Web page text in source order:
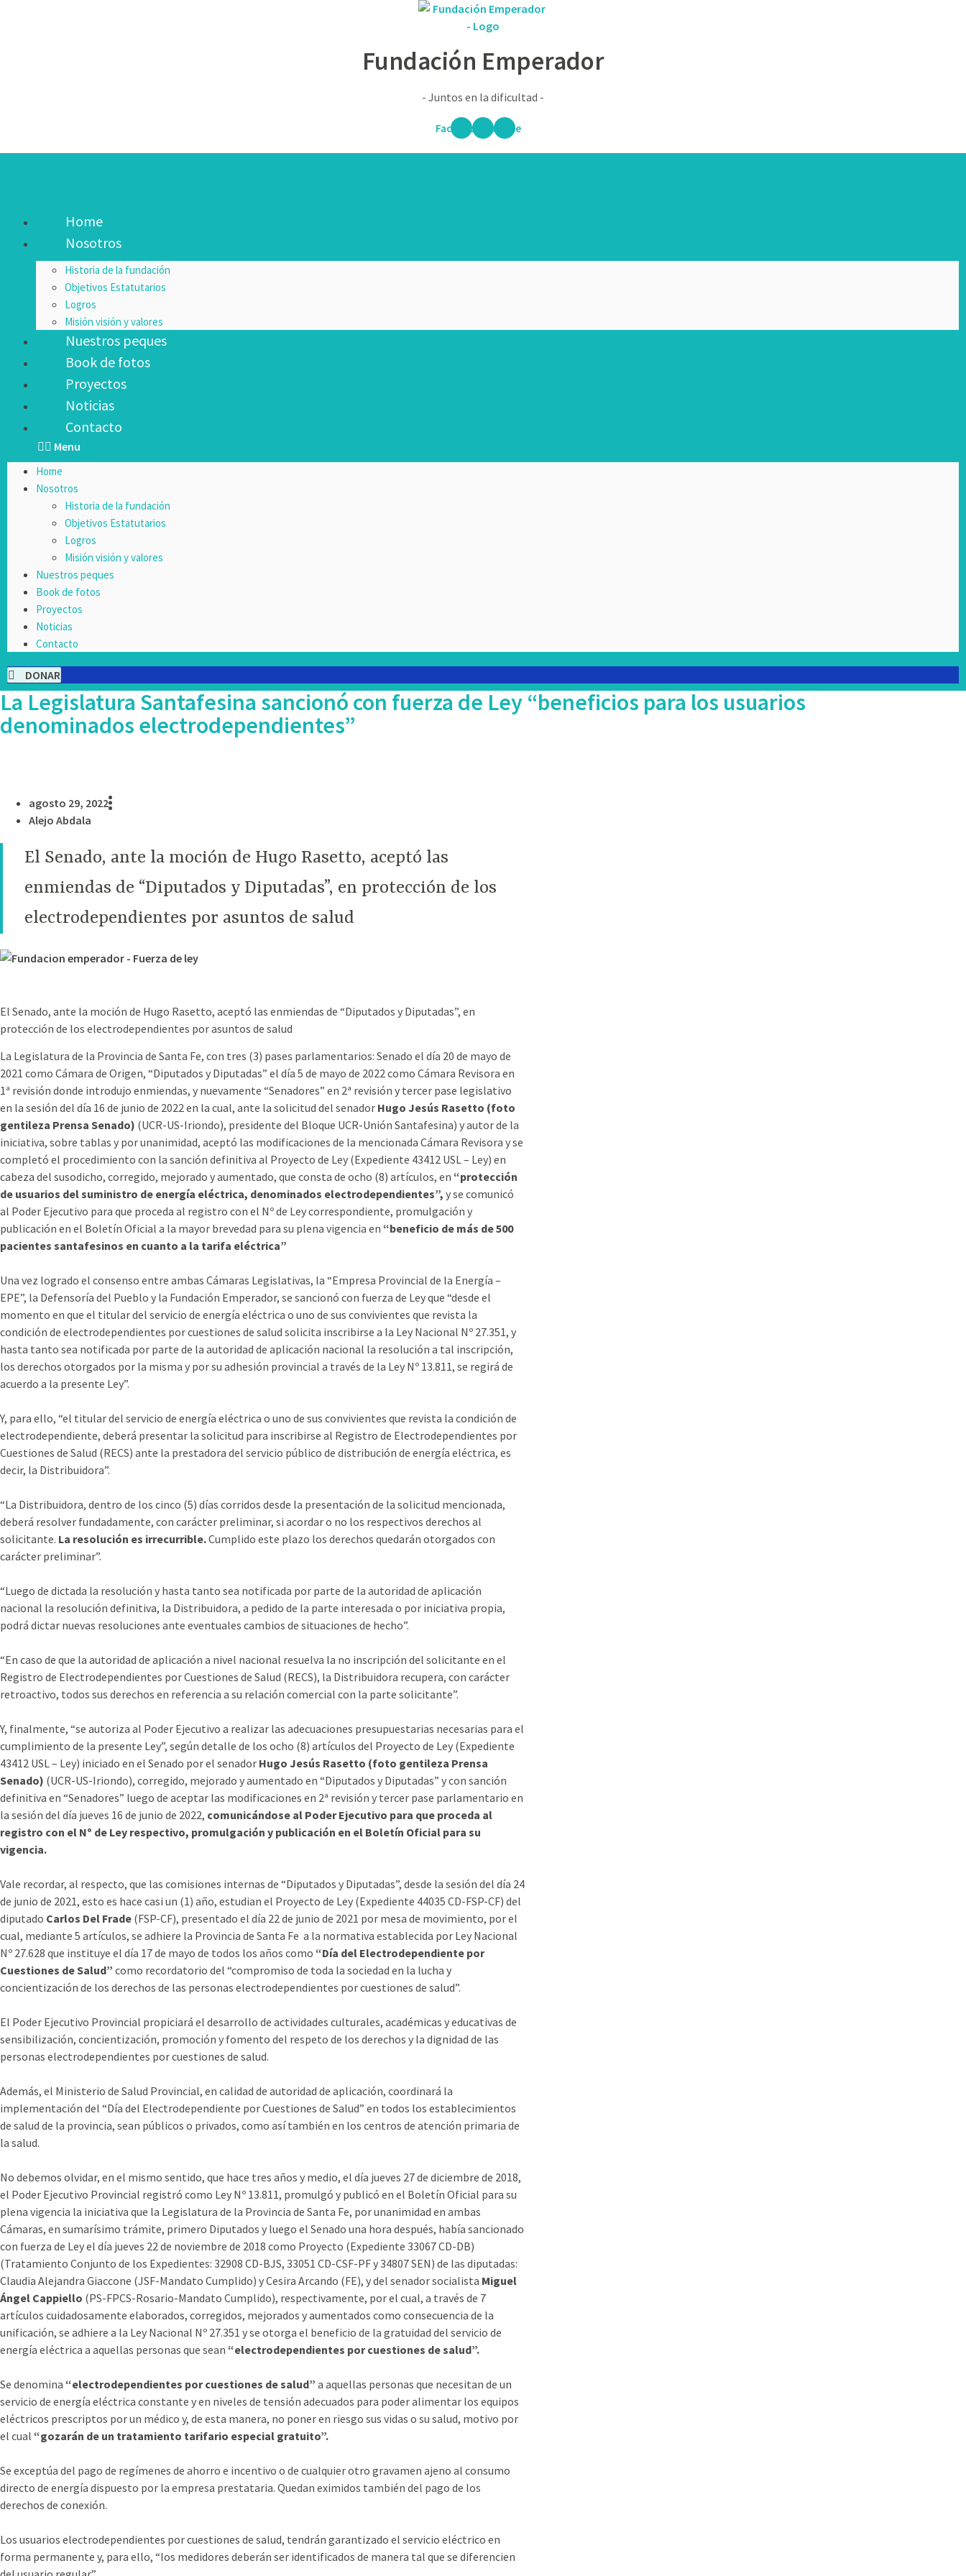
Fundación Emperador
- Juntos en la dificultad -
FacebookInstagramYoutube
Home
Nosotros
Historia de la fundación
Objetivos Estatutarios
Logros
Misión visión y valores
Nuestros peques
Book de fotos
Proyectos
Noticias
Contacto
Menu
Home
Nosotros
Historia de la fundación
Objetivos Estatutarios
Logros
Misión visión y valores
Nuestros peques
Book de fotos
Proyectos
Noticias
Contacto
DONAR
La Legislatura Santafesina sancionó con fuerza de Ley “beneficios para los usuarios
denominados electrodependientes”
agosto 29, 2022
Alejo Abdala
El Senado, ante la moción de Hugo Rasetto, aceptó las
enmiendas de “Diputados y Diputadas”, en protección de los
electrodependientes por asuntos de salud
El Senado, ante la moción de Hugo Rasetto, aceptó las enmiendas de “Diputados y Diputadas”, en
protección de los electrodependientes por asuntos de salud
La Legislatura de la Provincia de Santa Fe, con tres (3) pases parlamentarios: Senado el día 20 de mayo de
2021 como Cámara de Origen, “Diputados y Diputadas” el día 5 de mayo de 2022 como Cámara Revisora en
1ª revisión donde introdujo enmiendas, y nuevamente “Senadores” en 2ª revisión y tercer pase legislativo
en la sesión del día 16 de junio de 2022 en la cual, ante la solicitud del senador Hugo Jesús Rasetto (foto
gentileza Prensa Senado) (UCR-US-Iriondo), presidente del Bloque UCR-Unión Santafesina) y autor de la
iniciativa, sobre tablas y por unanimidad, aceptó las modificaciones de la mencionada Cámara Revisora y se
completó el procedimiento con la sanción definitiva al Proyecto de Ley (Expediente 43412 USL – Ley) en
cabeza del susodicho, corregido, mejorado y aumentado, que consta de ocho (8) artículos, en “protección
de usuarios del suministro de energía eléctrica, denominados electrodependientes”, y se comunicó
al Poder Ejecutivo para que proceda al registro con el Nº de Ley correspondiente, promulgación y
publicación en el Boletín Oficial a la mayor brevedad para su plena vigencia en “beneficio de más de 500
pacientes santafesinos en cuanto a la tarifa eléctrica”
Una vez logrado el consenso entre ambas Cámaras Legislativas, la “Empresa Provincial de la Energía –
EPE”, la Defensoría del Pueblo y la Fundación Emperador, se sancionó con fuerza de Ley que “desde el
momento en que el titular del servicio de energía eléctrica o uno de sus convivientes que revista la
condición de electrodependientes por cuestiones de salud solicita inscribirse a la Ley Nacional Nº 27.351, y
hasta tanto sea notificada por parte de la autoridad de aplicación nacional la resolución a tal inscripción,
los derechos otorgados por la misma y por su adhesión provincial a través de la Ley Nº 13.811, se regirá de
acuerdo a la presente Ley”.
Y, para ello, “el titular del servicio de energía eléctrica o uno de sus convivientes que revista la condición de
electrodependiente, deberá presentar la solicitud para inscribirse al Registro de Electrodependientes por
Cuestiones de Salud (RECS) ante la prestadora del servicio público de distribución de energía eléctrica, es
decir, la Distribuidora”.
“La Distribuidora, dentro de los cinco (5) días corridos desde la presentación de la solicitud mencionada,
deberá resolver fundadamente, con carácter preliminar, si acordar o no los respectivos derechos al
solicitante. La resolución es irrecurrible.Cumplido este plazo los derechos quedarán otorgados con
carácter preliminar”.
“Luego de dictada la resolución y hasta tanto sea notificada por parte de la autoridad de aplicación
nacional la resolución definitiva, la Distribuidora, a pedido de la parte interesada o por iniciativa propia,
podrá dictar nuevas resoluciones ante eventuales cambios de situaciones de hecho”.
“En caso de que la autoridad de aplicación a nivel nacional resuelva la no inscripción del solicitante en el
Registro de Electrodependientes por Cuestiones de Salud (RECS), la Distribuidora recupera, con carácter
retroactivo, todos sus derechos en referencia a su relación comercial con la parte solicitante”.
Y, finalmente, “se autoriza al Poder Ejecutivo a realizar las adecuaciones presupuestarias necesarias para el
cumplimiento de la presente Ley”, según detalle de los ocho (8) artículos del Proyecto de Ley (Expediente
43412 USL – Ley) iniciado en el Senado por el senador Hugo Jesús Rasetto (foto gentileza Prensa
Senado) (UCR-US-Iriondo), corregido, mejorado y aumentado en “Diputados y Diputadas” y con sanción
definitiva en “Senadores” luego de aceptar las modificaciones en 2ª revisión y tercer pase parlamentario en
la sesión del día jueves 16 de junio de 2022, comunicándose al Poder Ejecutivo para que proceda al
registro con el Nº de Ley respectivo, promulgación y publicación en el Boletín Oficial para su
vigencia.
Vale recordar, al respecto, que las comisiones internas de “Diputados y Diputadas”, desde la sesión del día 24
de junio de 2021, esto es hace casi un (1) año, estudian el Proyecto de Ley (Expediente 44035 CD-FSP-CF) del
diputado Carlos Del Frade (FSP-CF), presentado el día 22 de junio de 2021 por mesa de movimiento, por el
cual, mediante 5 artículos, se adhiere la Provincia de Santa Fe a la normativa establecida por Ley Nacional
Nº 27.628 que instituye el día 17 de mayo de todos los años como “Día del Electrodependiente por
Cuestiones de Salud” como recordatorio del “compromiso de toda la sociedad en la lucha y
concientización de los derechos de las personas electrodependientes por cuestiones de salud”.
El Poder Ejecutivo Provincial propiciará el desarrollo de actividades culturales, académicas y educativas de
sensibilización, concientización, promoción y fomento del respeto de los derechos y la dignidad de las
personas electrodependientes por cuestiones de salud.
Además, el Ministerio de Salud Provincial, en calidad de autoridad de aplicación, coordinará la
implementación del “Día del Electrodependiente por Cuestiones de Salud” en todos los establecimientos
de salud de la provincia, sean públicos o privados, como así también en los centros de atención primaria de
la salud.
No debemos olvidar, en el mismo sentido, que hace tres años y medio, el día jueves 27 de diciembre de 2018,
el Poder Ejecutivo Provincial registró como Ley Nº 13.811, promulgó y publicó en el Boletín Oficial para su
plena vigencia la iniciativa que la Legislatura de la Provincia de Santa Fe, por unanimidad en ambas
Cámaras, en sumarísimo trámite, primero Diputados y luego el Senado una hora después, había sancionado
con fuerza de Ley el día jueves 22 de noviembre de 2018 como Proyecto (Expediente 33067 CD-DB)
(Tratamiento Conjunto de los Expedientes: 32908 CD-BJS, 33051 CD-CSF-PF y 34807 SEN) de las diputadas:
Claudia Alejandra Giaccone (JSF-Mandato Cumplido) y Cesira Arcando (FE), y del senador socialista Miguel
Ángel Cappiello (PS-FPCS-Rosario-Mandato Cumplido), respectivamente, por el cual, a través de 7
artículos cuidadosamente elaborados, corregidos, mejorados y aumentados como consecuencia de la
unificación, se adhiere a la Ley Nacional Nº 27.351 y se otorga el beneficio de la gratuidad del servicio de
energía eléctrica a aquellas personas que sean “electrodependientes por cuestiones de salud”.
Se denomina “electrodependientes por cuestiones de salud” a aquellas personas que necesitan de un
servicio de energía eléctrica constante y en niveles de tensión adecuados para poder alimentar los equipos
eléctricos prescriptos por un médico y, de esta manera, no poner en riesgo sus vidas o su salud, motivo por
el cual “gozarán de un tratamiento tarifario especial gratuito”.
Se exceptúa del pago de regímenes de ahorro e incentivo o de cualquier otro gravamen ajeno al consumo
directo de energía dispuesto por la empresa prestataria. Quedan eximidos también del pago de los
derechos de conexión.
Los usuarios electrodependientes por cuestiones de salud, tendrán garantizado el servicio eléctrico en
forma permanente y, para ello, “los medidores deberán ser identificados de manera tal que se diferencien